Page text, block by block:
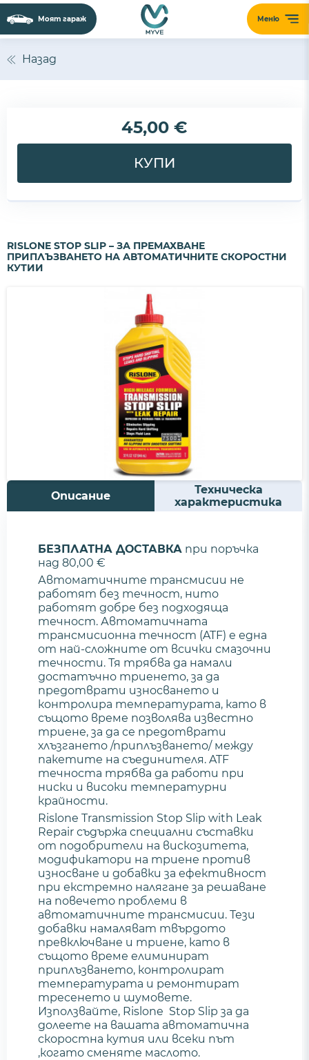
Меню
Моят гараж
Назад
45,00 €
КУПИ
RISLONE STOP SLIP – ЗА ПРЕМАХВАНЕ
ПРИПЛЪЗВАНЕТО НА АВТОМАТИЧНИТЕ СКОРОСТНИ
КУТИИ
Описание
Техническа
характеристика
БЕЗПЛАТНА ДОСТАВКА при поръчка
над 80,00 €
Автоматичните трансмисии не
работят без течност, нито
работят добре без подходяща
течност. Автоматичната
трансмисионна течност (ATF) е една
от най-сложните от всички смазочни
течности. Тя трябва да намали
достатъчно триенето, за да
предотврати износването и
контролира температурата, като в
същото време позволява известно
триене, за да се предотврати
хлъзгането /приплъзването/ между
пакетите на съединителя. ATF
течноста трябва да работи при
ниски и високи температурни
крайности.
Rislone Transmission Stop Slip with Leak
Repair съдържа специални съставки
от подобрители на вискозитета,
модификатори на триене против
износване и добавки за ефективност
при екстремно налягане за решаване
на повечето проблеми в
автоматичните трансмисии. Тези
добавки намаляват твърдото
превключване и триене, като в
същото време елиминират
приплъзването, контролират
температурата и ремонтират
тресенето и шумовете.
Използвайте, Rislone Stop Slip за да
долеете на вашата автоматична
скоростна кутия или всеки път
,когато сменяте маслото.